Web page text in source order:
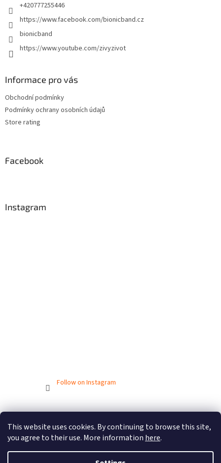
This website uses cookies. By continuing to browse this site,
you agree to their use. More information here.
+420777255446
https://www.facebook.com/bionicband.cz
bionicband
https://www.youtube.com/zivyzivot
Informace pro vás
Obchodní podmínky
Podmínky ochrany osobních údajů
Store rating
Facebook
Instagram
Follow on Instagram